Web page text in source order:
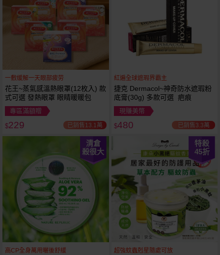
一敷缓解一天眼部疲劳
花王~蒸氣感溫熱眼罩(12枚入) 款
式可選 發熱眼罩 眼睛暖暖包
專區滿額贈
$229 已銷售13.1萬
紅遍全球遮瑕界霸主
捷克 Dermacol~神奇防水遮瑕粉
底膏(30g) 多款可選 疤痕
現賺美幣
$480 已銷售3.3萬
清倉
殺很大
高CP全身萬用曬後舒緩
特殺
45折
超強蚊蟲剋星隨處可放